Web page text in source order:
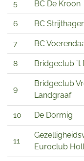
5 BC De Kroon
6 BC
7 BC
8 Bridgeclub `t
9
Bridgeclub
Landgraaf
10 De Dormig
11
Euroclub